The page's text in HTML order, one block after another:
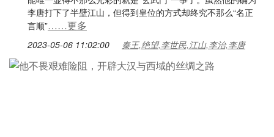
李唐打下了半壁江山，但得到皇位的方式却终究不那么“名正
言顺”……更多
2023-05-06 11:02:00 秦王,绝望,李世民,江山,李治,李唐